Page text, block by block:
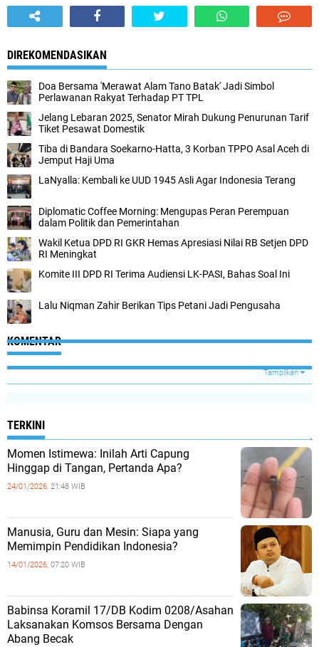
DIREKOMENDASIKAN
Doa Bersama 'Merawat Alam Tano Batak' Jadi Simbol
Perlawanan Rakyat Terhadap PT TPL
Jelang Lebaran 2025, Senator Mirah Dukung Penurunan Tarif
Tiket Pesawat Domestik
Tiba di Bandara Soekarno-Hatta, 3 Korban TPPO Asal Aceh di
Jemput Haji Uma
LaNyalla: Kembali ke UUD 1945 Asli Agar Indonesia Terang
Diplomatic Coffee Morning: Mengupas Peran Perempuan
dalam Politik dan Pemerintahan
Wakil Ketua DPD RI GKR Hemas Apresiasi Nilai RB Setjen DPD
RI Meningkat
Komite III DPD RI Terima Audiensi LK-PASI, Bahas Soal Ini
Lalu Niqman Zahir Berikan Tips Petani Jadi Pengusaha
KOMENTAR
Tampilkan
TERKINI
Momen Istimewa: Inilah Arti Capung
Hinggap di Tangan, Pertanda Apa?
24/01/2026, 21:48 WIB
Manusia, Guru dan Mesin: Siapa yang
Memimpin Pendidikan Indonesia?
14/01/2026, 07:20 WIB
Babinsa Koramil 17/DB Kodim 0208/Asahan
Laksanakan Komsos Bersama Dengan
Abang Becak